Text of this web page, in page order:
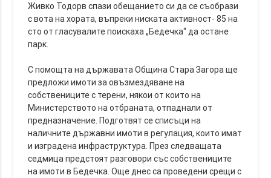
Живко Тодорв спази обещанието си да се съобрази
с вота на хората, въпреки ниската активност- 85 на
сто от гласувалите поискаха „Бедечка“ да остане
парк.
С помощта на държавата Община Стара Загора ще
предложи имоти за овъзмездяване на
собствениците с терени, някои от които на
Министерството на отбраната, отпаднали от
предназначение. Подготвят се списъци на
наличните държавни имоти в регулация, които имат
и изградена инфраструктура. През следващата
седмица предстоят разговори със собствениците
на имоти в Бедечка. Още днес са проведени срещи с